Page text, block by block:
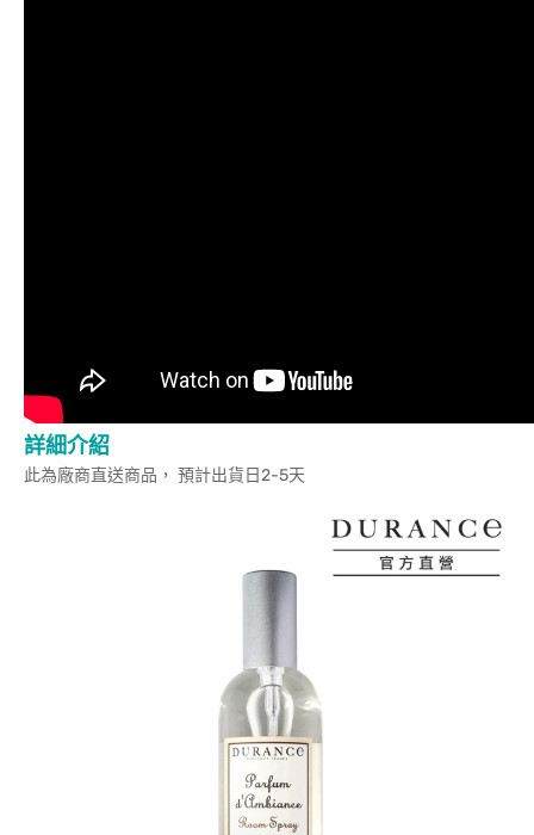
詳細介紹
此為廠商直送商品， 預計出貨日2-5天